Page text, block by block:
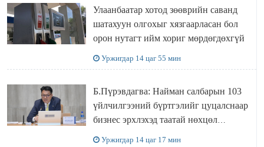
Улаанбаатар хотод зөөврийн саванд
шатахуун олгохыг хязгаарласан бол
орон нутагт ийм хориг мөрдөгдөхгүй
Уржигдар 14 цаг 55 мин
Б.Пүрэвдагва: Найман салбарын 103
үйлчилгээний бүртгэлийг цуцалснаар
бизнес эрхлэхэд таатай нөхцөл
Уржигдар 14 цаг 17 мин